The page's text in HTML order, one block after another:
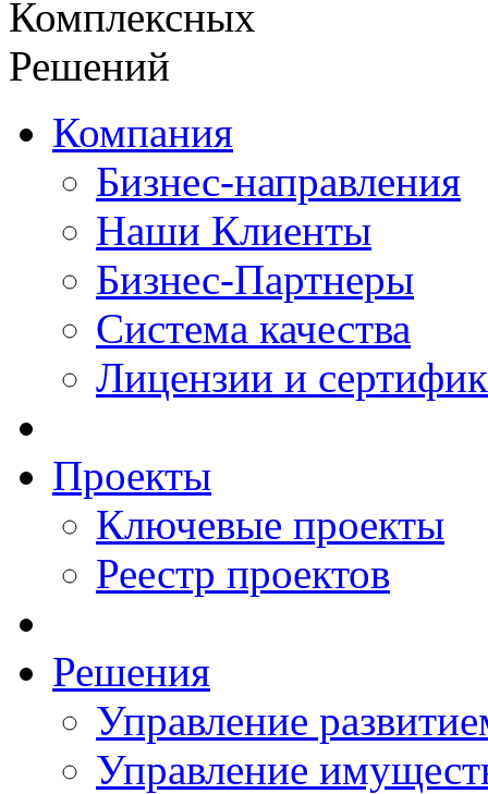
Компания
Бизнес-направления
Наши Клиенты
Бизнес-Партнеры
Система качества
Лицензии и
Проекты
Ключевые проекты
Реестр проектов
Решения
Управление
Управление